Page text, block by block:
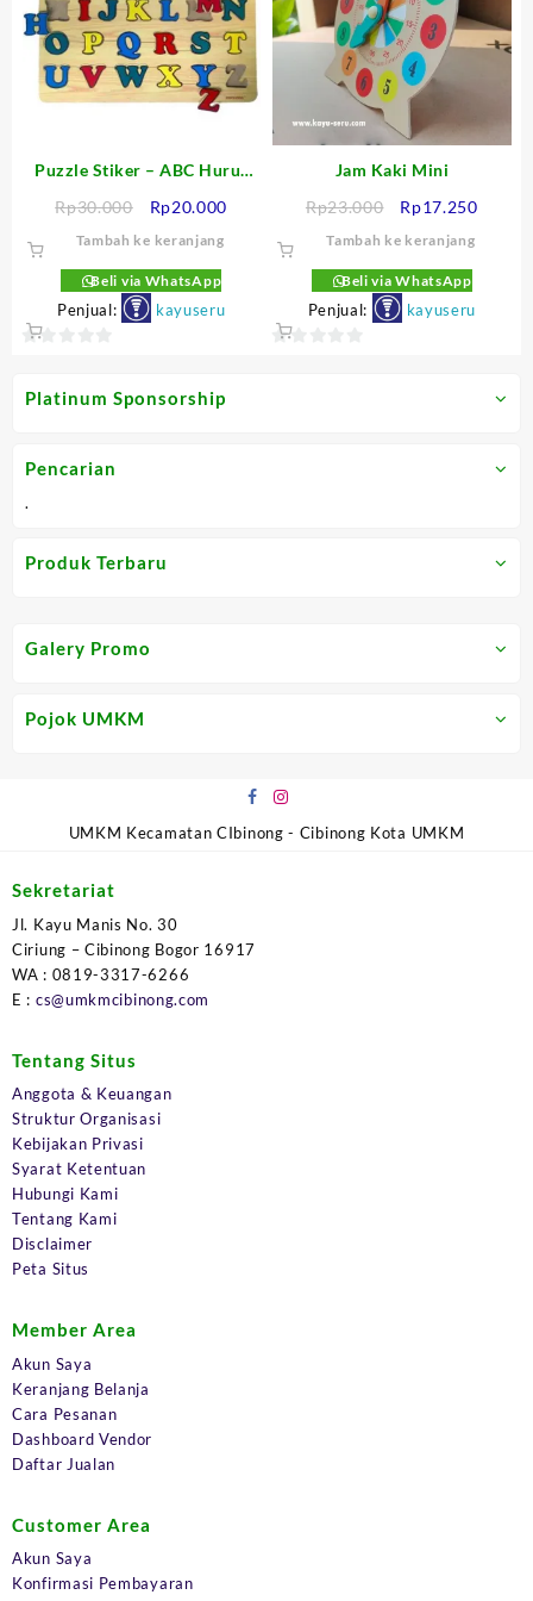
Platinum Sponsorship
Pencarian
.
Produk Terbaru
Puzzle Stiker – ABC Huruf
Rp30.000
Harga
aslinya
Rp30.000.
Rp20.000
Tambah ke keranjang
Beli via WhatsApp
Penjual: kayuseru
of
Jam Kaki Mini
Rp23.000
Harga
aslinya
Rp23.000.
Rp17.250Harga
Tambah ke keranjang
Beli via WhatsApp
Penjual: kayuseru
Galery Promo
Pojok UMKM
UMKM Kecamatan CIbinong - Cibinong Kota UMKM
Sekretariat
Jl. Kayu Manis No. 30
Ciriung – Cibinong Bogor 16917
WA : 0819-3317-6266
E : cs@umkmcibinong.com
Tentang Situs
Anggota & Keuangan
Struktur Organisasi
Kebijakan Privasi
Syarat Ketentuan
Hubungi Kami
Tentang Kami
Disclaimer
Peta Situs
Member Area
Akun Saya
Keranjang Belanja
Cara Pesanan
Dashboard Vendor
Daftar Jualan
Customer Area
Akun Saya
Konfirmasi Pembayaran